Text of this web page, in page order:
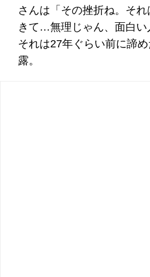
さんは「その挫折ね。そ
きて…無理じゃん、面白い
それは27年ぐらい前に諦
露。